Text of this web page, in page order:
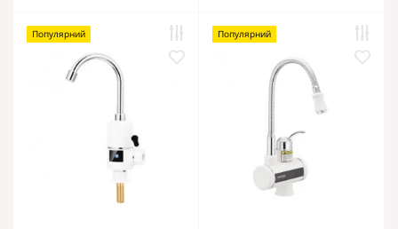
Популярний Популярний